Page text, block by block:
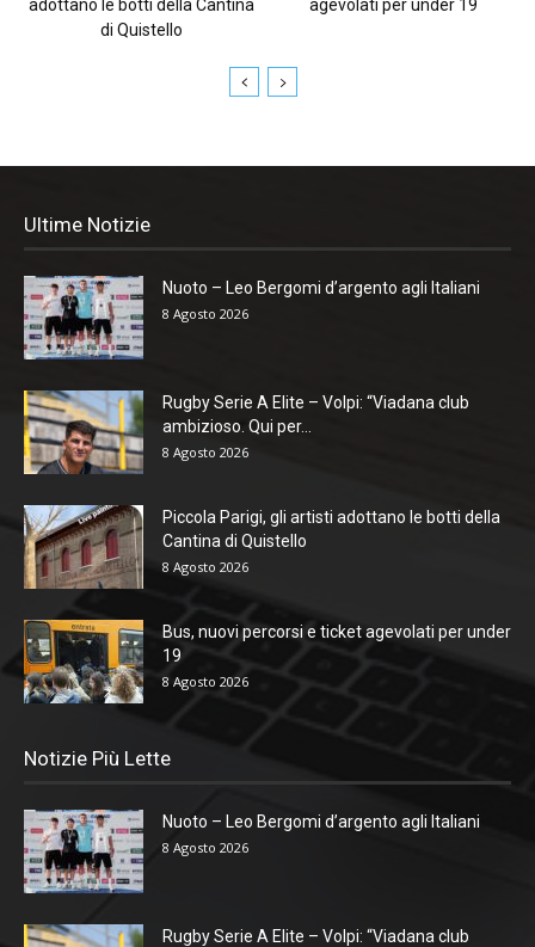
adottano le botti della Cantina
di Quistello
agevolati per under 19
Ultime Notizie
Nuoto – Leo Bergomi d’argento agli Italiani
8 Agosto 2026
Rugby Serie A Elite – Volpi: “Viadana club
ambizioso. Qui per...
8 Agosto 2026
Piccola Parigi, gli artisti adottano le botti della
Cantina di Quistello
8 Agosto 2026
Bus, nuovi percorsi e ticket agevolati per under
19
8 Agosto 2026
Notizie Più Lette
Nuoto – Leo Bergomi d’argento agli Italiani
8 Agosto 2026
Rugby Serie A Elite – Volpi: “Viadana club